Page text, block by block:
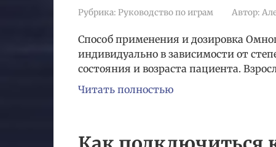
Рубрика: Руководство по играм Автор:
Способ применения и дозировка
индивидуально в зависимости от
состояния и возраста пациента.
Читать полностью